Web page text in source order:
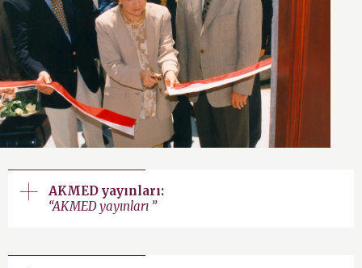
AKMED yayınları:
“AKMED yayınları ”